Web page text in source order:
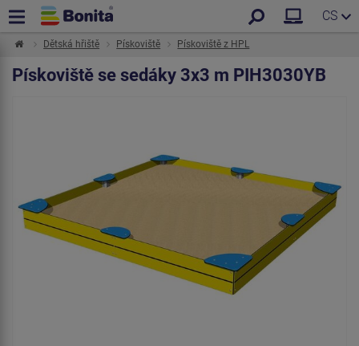
CS
Dětská hřiště Pískoviště Pískoviště z HPL
Pískoviště se sedáky 3x3 m PIH3030YB